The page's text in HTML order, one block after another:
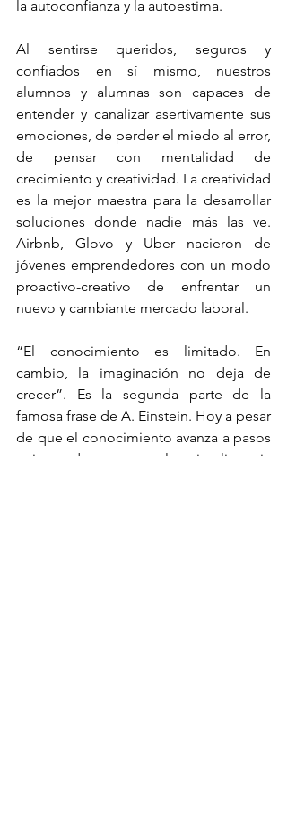
la autoconfianza y la autoestima.
Al sentirse queridos, seguros y
confiados en sí mismo, nuestros
alumnos y alumnas son capaces de
entender y canalizar asertivamente sus
emociones, de perder el miedo al error,
de pensar con mentalidad de
crecimiento y creatividad. La creatividad
es la mejor maestra para la desarrollar
soluciones donde nadie más las ve.
Airbnb, Glovo y Uber nacieron de
jóvenes emprendedores con un modo
proactivo-creativo de enfrentar un
nuevo y cambiante mercado laboral.
“El conocimiento es limitado. En
cambio, la imaginación no deja de
crecer”. Es la segunda parte de la
famosa frase de A. Einstein. Hoy a pesar
de que el conocimiento avanza a pasos
agigantados, son la inteligencia